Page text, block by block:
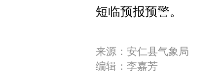
短临预报预警。
来源：安仁县气象局
编辑：李嘉芳